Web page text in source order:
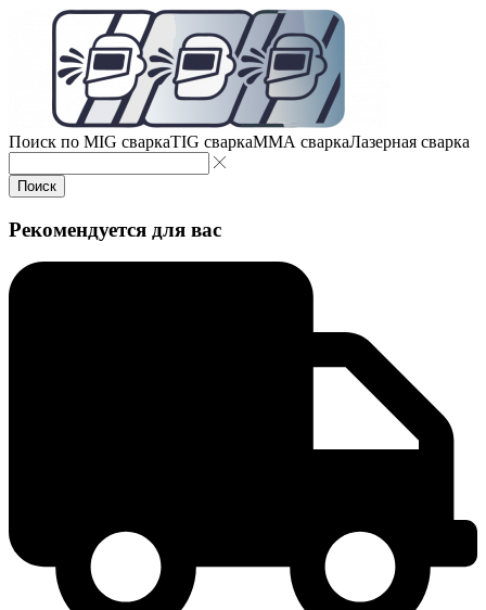
Поиск по MIG сваркаTIG сваркаMMA сваркаЛазерная сварка
Поиск
Рекомендуется для вас